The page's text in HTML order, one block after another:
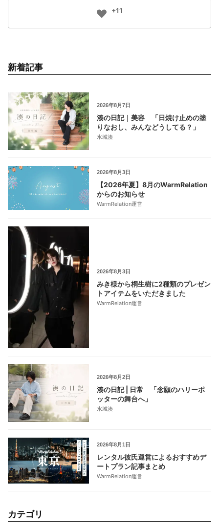
+11
新着記事
2026年8月7日
湊の日記｜美容 「日焼け止めの塗
りなおし、みんなどうしてる？」
水城湊
2026年8月3日
【2026年夏】8月のWarmRelation
からのお知らせ
WarmRelation運営
2026年8月3日
みき様から桐生樹に2種類のプレゼン
トアイテムをいただきました
WarmRelation運営
2026年8月2日
湊の日記 | 日常 「念願のハリーポ
ッターの舞台へ」
水城湊
2026年8月1日
レンタル彼氏運営によるおすすめデ
ートプラン記事まとめ
WarmRelation運営
カテゴリ